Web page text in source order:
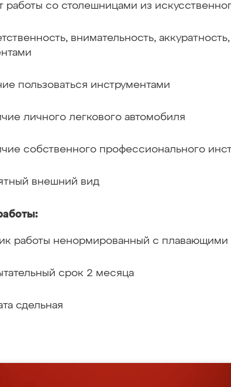
работы со столешницами из
внимательность,
пользоваться инструментами
личного легкового автомобиля
собственного профессионального
внешний вид
работы ненормированный с
срок 2 месяца
сдельная